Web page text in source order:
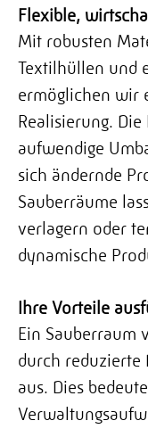
Flexible,
Mit robusten
Textilhüllen und
ermöglichen wir
Realisierung.
aufwendige
sich ändernde
Sauberräume
verlagern oder
dynamische
Ihre Vorteile
Ein Sauberraum
durch reduzierte
aus. Dies